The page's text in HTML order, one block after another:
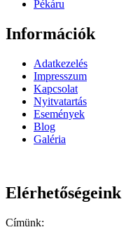
Pékáru
Információk
Adatkezelés
Impresszum
Kapcsolat
Nyitvatartás
Események
Blog
Galéria
Elérhetőségeink
Címünk: